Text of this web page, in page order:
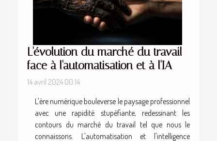
L'évolution du marché du travail
face à l'automatisation et à l'IA
14 avril 2024 00:14
L'ère numérique bouleverse le paysage professionnel
avec une rapidité stupéfiante, redessinant les
contours du marché du travail tel que nous le
connaissons. L'automatisation et l'intelligence